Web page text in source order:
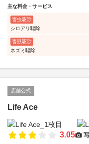
主な料金・サービス
害虫駆除
シロアリ駆除
害獣駆除
ネズミ駆除
店舗公式
Life Ace
3.05